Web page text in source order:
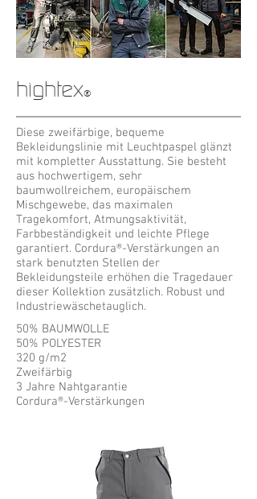
Unsere bewährte Basic-Line mit einem
sehr guten Preis-Leistungsverhältnis,
einer großen
Farbauswahl und hohem technischen
europäisches Mischgewebe, das den
Ansprüchen – leichte Pflege, Farbechtheit
Strapazierfähigkeit – mehr als gerecht
wird. Die 2-Naht-Kappnähte sowie 3 Jahre
Nahtgarantie sorgen dafür, dass man sich
in dieser Kollektion möglichst lange
wohlfühlen kann.
65% POLYESTER
35% BAUMWOLLE
245 g/m2
3 Jahre Nahtgarantie
Gummibund
Neu
hightex®
Diese zweifärbige, bequeme
Bekleidungslinie mit Leuchtpaspel glänzt
mit kompletter Ausstattung. Sie besteht
aus hochwertigem, sehr
baumwollreichem, europäischem
Mischgewebe, das maximalen
Tragekomfort, Atmungsaktivität,
Farbbeständigkeit und leichte Pflege
garantiert. Cordura®-Verstärkungen an
stark benutzten Stellen der
Bekleidungsteile erhöhen die Tragedauer
dieser Kollektion zusätzlich. Robust und
Industriewäschetauglich.
50% BAUMWOLLE
50% POLYESTER
320 g/m2
Zweifärbig
3 Jahre Nahtgarantie
Cordura®-Verstärkungen